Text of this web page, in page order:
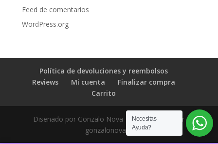
Feed de comentarios
WordPress.org
Política de devoluciones y reembolsos
Reviews
Mi cuenta
Finalizar compra
Carrito
Diseñado por Gonzalo Nova | Desarrollado por
gonzalonova.cl
Necesitas
Ayuda?